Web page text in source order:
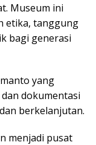
Museum ini
etika, tanggung
bagi generasi
yang
dokumentasi
berkelanjutan.
menjadi pusat